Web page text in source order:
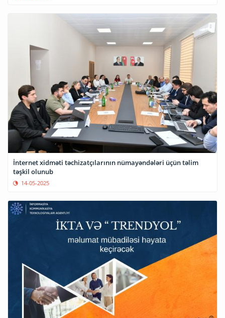
İnternet xidməti təchizatçılarının nümayəndələri üçün təlim
təşkil olunub
14-05-2025